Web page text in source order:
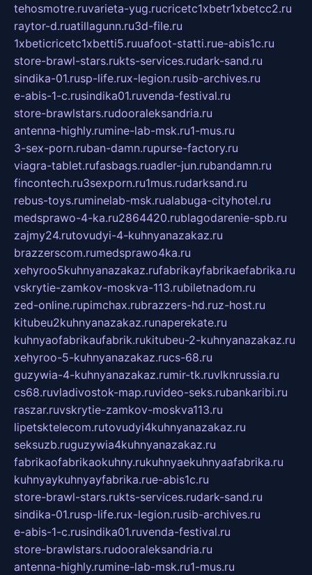
tehosmotre.ruvarieta-yug.rucricetc1xbetr1xbetcc2.ru
raytor-d.ruatillagunn.ru3d-file.ru
1xbeticricetc1xbetti5.ruuafoot-statti.rue-abis1c.ru
store-brawl-stars.rukts-services.rudark-sand.ru
sindika-01.rusp-life.rux-legion.rusib-archives.ru
e-abis-1-c.rusindika01.ruvenda-festival.ru
store-brawlstars.rudooraleksandria.ru
antenna-highly.rumine-lab-msk.ru1-mus.ru
3-sex-porn.ruban-damn.rupurse-factory.ru
viagra-tablet.rufasbags.ruadler-jun.rubandamn.ru
fincontech.ru3sexporn.ru1mus.rudarksand.ru
rebus-toys.ruminelab-msk.rualabuga-cityhotel.ru
medsprawo-4-ka.ru2864420.rublagodarenie-spb.ru
zajmy24.rutovudyi-4-kuhnyanazakaz.ru
brazzerscom.rumedsprawo4ka.ru
xehyroo5kuhnyanazakaz.rufabrikayfabrikaefabrika.ru
vskrytie-zamkov-moskva-113.rubiletnadom.ru
zed-online.rupimchax.rubrazzers-hd.ruz-host.ru
kitubeu2kuhnyanazakaz.runaperekate.ru
kuhnyaofabrikaufabrik.rukitubeu-2-kuhnyanazakaz.ru
xehyroo-5-kuhnyanazakaz.rucs-68.ru
guzywia-4-kuhnyanazakaz.rumir-tk.ruvlknrussia.ru
cs68.ruvladivostok-map.ruvideo-seks.rubankaribi.ru
raszar.ruvskrytie-zamkov-moskva113.ru
lipetsktelecom.rutovudyi4kuhnyanazakaz.ru
seksuzb.ruguzywia4kuhnyanazakaz.ru
fabrikaofabrikaokuhny.rukuhnyaekuhnyaafabrika.ru
kuhnyaykuhnyayfabrika.rue-abis1c.ru
store-brawl-stars.rukts-services.rudark-sand.ru
sindika-01.rusp-life.rux-legion.rusib-archives.ru
e-abis-1-c.rusindika01.ruvenda-festival.ru
store-brawlstars.rudooraleksandria.ru
antenna-highly.rumine-lab-msk.ru1-mus.ru